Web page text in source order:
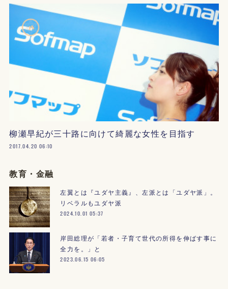
柳瀬早紀が三十路に向けて綺麗な女性を目指す
2017.04.20 06:10
教育・金融
左翼とは『ユダヤ主義』、左派とは「ユダヤ派」。
リベラルもユダヤ派
2024.10.01 05:37
岸田総理が「若者・子育て世代の所得を伸ばす事に
全力を。」と
2023.06.15 06:05